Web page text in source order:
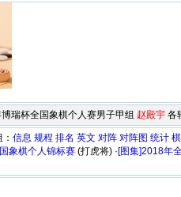
瑞杯全国象棋个人赛男子甲组 赵殿宇 各
信息 规程 排名 英文 对阵 对阵图 统计
象棋个人锦标赛 (打虎将) ·[图集]2018年